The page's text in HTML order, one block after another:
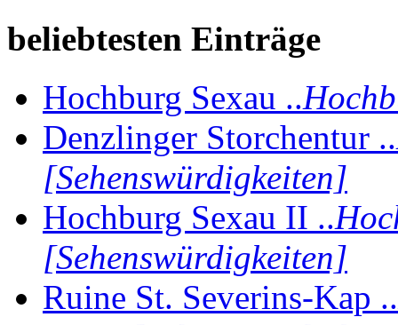
beliebtesten Einträge
Hochburg Sexau ..
Denzlinger Storchentur ..
[Sehenswürdigkeiten]
Hochburg Sexau II ..
[Sehenswürdigkeiten]
Ruine St. Severins-Kap ..